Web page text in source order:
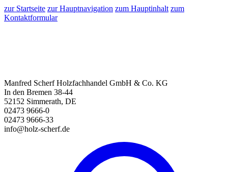
zur Startseite zur Hauptnavigation zum Hauptinhalt zum
Kontaktformular
Manfred Scherf Holzfachhandel GmbH & Co. KG
In den Bremen 38-44
52152 Simmerath, DE
02473 9666-0
02473 9666-33
info@holz-scherf.de